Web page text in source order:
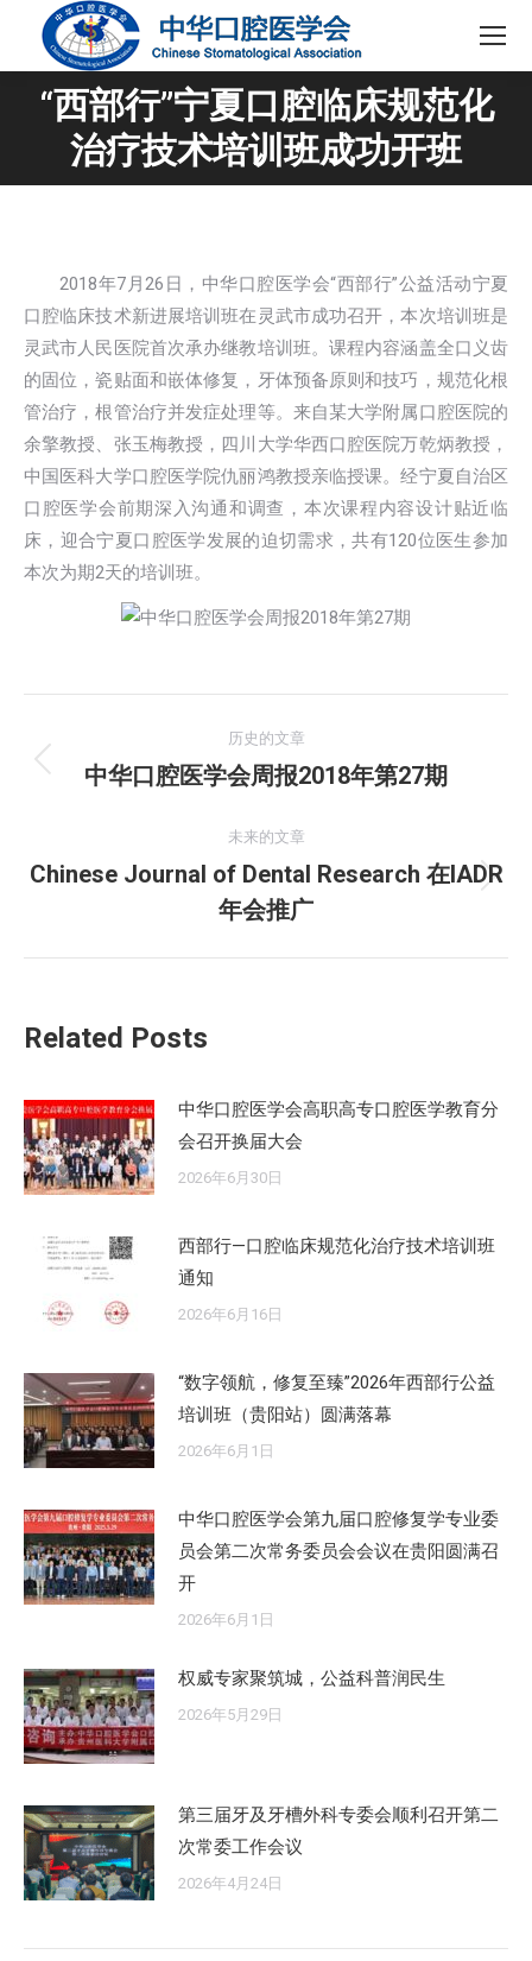
“西部行”宁夏口腔临床规范化
治疗技术培训班成功开班
您在这里：
2018年7月26日，中华口腔医学会“西部行”公益活动宁夏
口腔临床技术新进展培训班在灵武市成功召开，本次培训班是
灵武市人民医院首次承办继教培训班。课程内容涵盖全口义齿
的固位，瓷贴面和嵌体修复，牙体预备原则和技巧，规范化根
管治疗，根管治疗并发症处理等。来自某大学附属口腔医院的
余擎教授、张玉梅教授，四川大学华西口腔医院万乾炳教授，
中国医科大学口腔医学院仇丽鸿教授亲临授课。经宁夏自治区
口腔医学会前期深入沟通和调查，本次课程内容设计贴近临
床，迎合宁夏口腔医学发展的迫切需求，共有120位医生参加
本次为期2天的培训班。
章
航
历史的文章
历
的
文
章：
中华口腔医学会周报2018年第27期
未来的文章
未
来
的
Chinese Journal of Dental Research 在IADR
年会推广
Related Posts
中华口腔医学会高职高专口腔医学教育分
会召开换届大会
2026年6月30日
西部行—口腔临床规范化治疗技术培训班
通知
2026年6月16日
“数字领航，修复至臻”2026年西部行公益
培训班（贵阳站）圆满落幕
2026年6月1日
中华口腔医学会第九届口腔修复学专业委
员会第二次常务委员会会议在贵阳圆满召
开
2026年6月1日
权威专家聚筑城，公益科普润民生
2026年5月29日
第三届牙及牙槽外科专委会顺利召开第二
次常委工作会议
2026年4月24日